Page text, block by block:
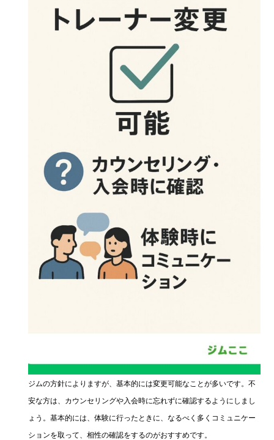
ジムの方針によりますが、基本的には変更可能なことが多いです。不
安な方は、カウンセリングや入会時に忘れずに確認するようにしまし
ょう。基本的には、体験に行ったときに、なるべく多くコミュニケー
ションを取って、相性の確認をするのがおすすめです。